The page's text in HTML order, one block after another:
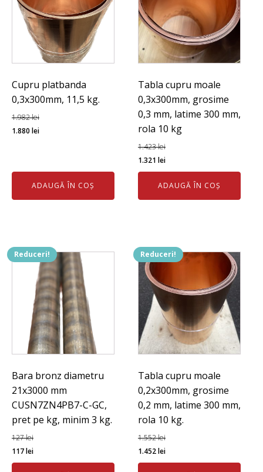
Cupru platbanda
0,3x300mm, 11,5 kg.
1.982lei
Prețul
fost:
1.982 lei.
1.880 leiPrețul
1.880 lei.
ADAUGĂ ÎN COȘ
Tabla cupru moale
0,3x300mm, grosime
0,3 mm, latime 300 mm,
rola 10 kg
1.423lei
Prețul
inițial
fost:
1.321leiPrețul
curent
este:
1.321 lei.
ADAUGĂ ÎN COȘ
Reduceri!
Bara bronz diametru
21x3000 mm
CUSN7ZN4PB7-C-GC,
pret pe kg, minim 3 kg.
127lei
Prețul
inițial
117leiPrețul
curent
Reduceri!
Tabla cupru moale
0,2x300mm, grosime
0,2 mm, latime 300 mm,
rola 10 kg.
1.552lei
Prețul
inițial
1.452leiPrețul
curent